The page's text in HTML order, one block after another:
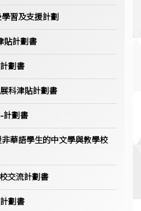
習及支援計劃
貼計劃書
劃書
科津貼計劃書
計劃書
華語學生的中文學與教學校
交流計劃書
劃書